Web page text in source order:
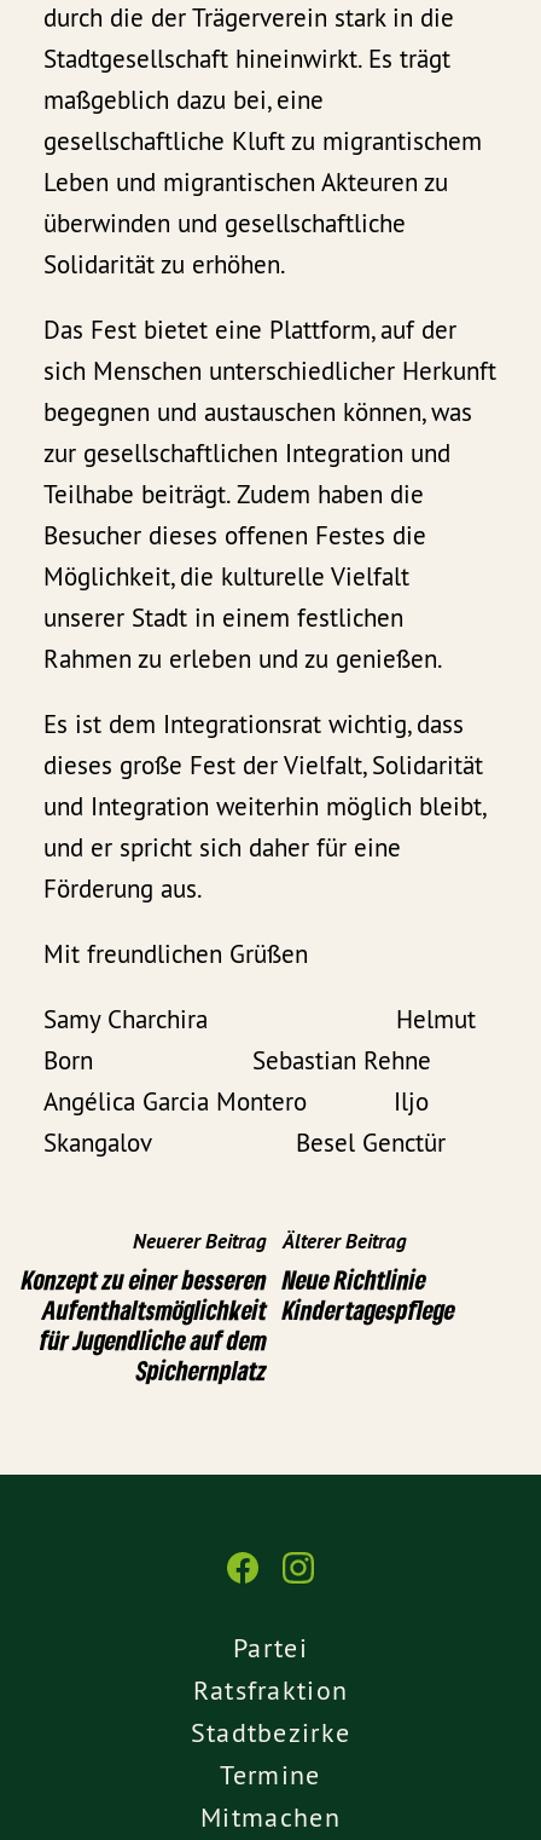
durch die der Trägerverein stark in die
Stadtgesellschaft hineinwirkt. Es trägt
maßgeblich dazu bei, eine
gesellschaftliche Kluft zu migrantischem
Leben und migrantischen Akteuren zu
überwinden und gesellschaftliche
Solidarität zu erhöhen.
Das Fest bietet eine Plattform, auf der
sich Menschen unterschiedlicher Herkunft
begegnen und austauschen können, was
zur gesellschaftlichen Integration und
Teilhabe beiträgt. Zudem haben die
Besucher dieses offenen Festes die
Möglichkeit, die kulturelle Vielfalt
unserer Stadt in einem festlichen
Rahmen zu erleben und zu genießen.
Es ist dem Integrationsrat wichtig, dass
dieses große Fest der Vielfalt, Solidarität
und Integration weiterhin möglich bleibt,
und er spricht sich daher für eine
Förderung aus.
Mit freundlichen Grüßen
Samy Charchira Helmut
Born Sebastian Rehne
Angélica Garcia Montero Iljo
Skangalov Besel Genctür
Neuerer Beitrag
Konzept zu einer besseren
Aufenthaltsmöglichkeit
für Jugendliche auf dem
Spichernplatz
Älterer Beitrag
Neue Richtlinie
Kindertagespflege
Partei
Ratsfraktion
Stadtbezirke
Termine
Mitmachen